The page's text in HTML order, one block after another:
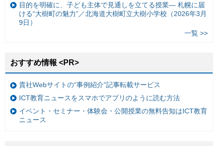
目的を明確に、子ども主体で見通しを立てる授業— 札幌に届
ける“大樹町の魅力”／北海道大樹町立大樹小学校（2026年3月
9日）
一覧 >>
おすすめ情報 <PR>
貴社Webサイトの“事例紹介”記事転載サービス
ICT教育ニュースをスマホでアプリのように読む方法
イベント・セミナー・体験会・公開授業の無料告知はICT教育
ニュース